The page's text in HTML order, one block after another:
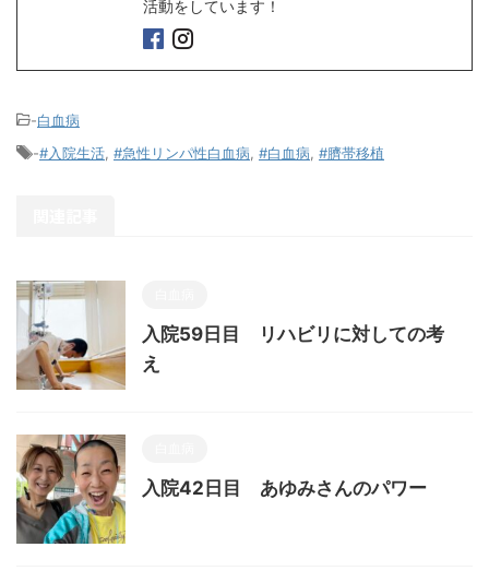
活動をしています！
-白血病
-#入院生活 #急性リンパ性白血病 #白血病 #臍帯移植
入院59日目 リハビリに対しての考
え
入院42日目 あゆみさんのパワー